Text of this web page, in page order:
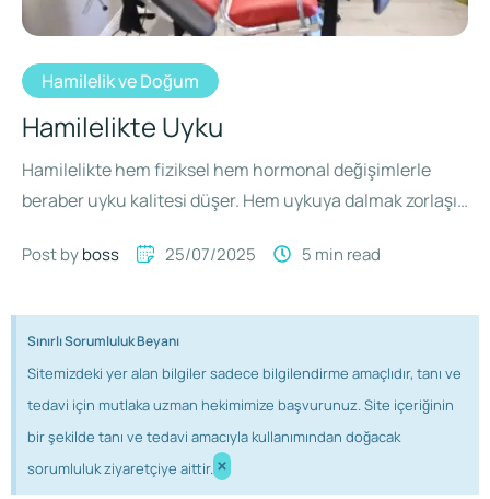
Hamilelik ve Doğum
Hamilelikte Uyku
Hamilelikte hem fiziksel hem hormonal değişimlerle
beraber uyku kalitesi düşer. Hem uykuya dalmak zorlaşır
Post by boss 25/07/2025 5 min read
Sınırlı Sorumluluk Beyanı
Sitemizdeki yer alan bilgiler sadece bilgilendirme amaçlıdır, tanı ve
tedavi için mutlaka uzman hekimimize başvurunuz. Site içeriğinin
bir şekilde tanı ve tedavi amacıyla kullanımından doğacak
sorumluluk ziyaretçiye aittir. ×